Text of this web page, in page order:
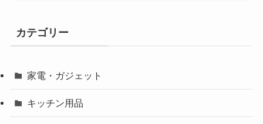
カテゴリー
家電・ガジェット
キッチン用品